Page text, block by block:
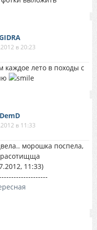
в 20:23
каждое лето в походы с
DemD
в 11:33
морошка поспела,
11:33)